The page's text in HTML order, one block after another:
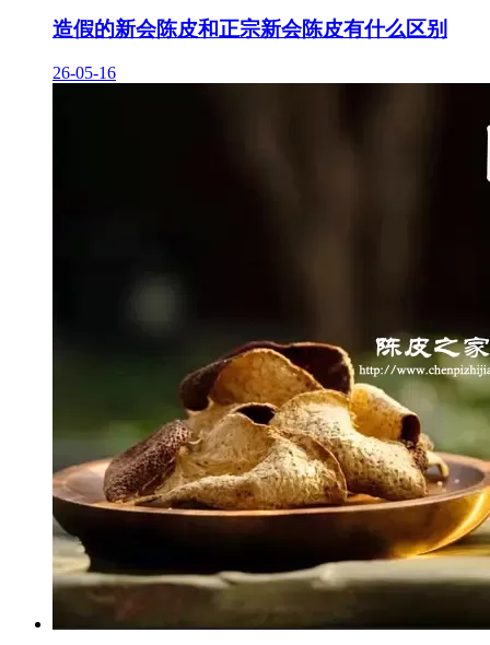
造假的新会陈皮和正宗新会陈皮有什么区别
26-05-16